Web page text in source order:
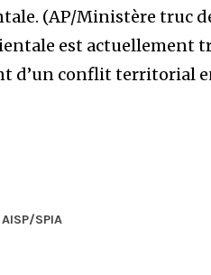
(AP/Ministère
est actuellement
d’un conflit territorial
AISP/SPIA